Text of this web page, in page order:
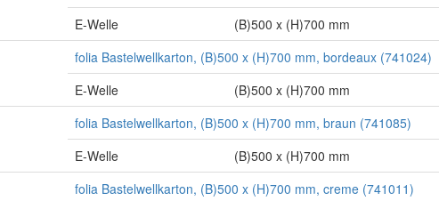
E-Welle
(B)500 x (H)700 mm
folia Bastelwellkarton, (B)500 x (H)700 mm, bordeaux (741024)
E-Welle
(B)500 x (H)700 mm
folia Bastelwellkarton, (B)500 x (H)700 mm, braun (741085)
E-Welle
(B)500 x (H)700 mm
folia Bastelwellkarton, (B)500 x (H)700 mm, creme (741011)